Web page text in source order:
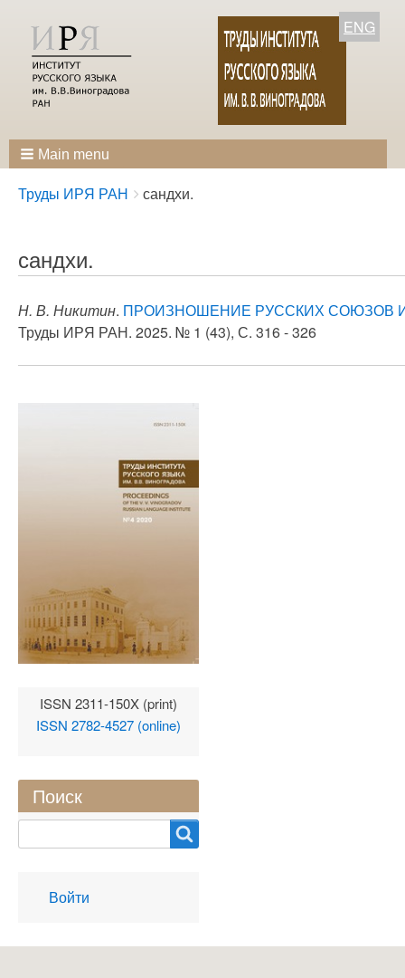
ENG
Main menu
Breadcrumbs
You
Труды ИРЯ РАН сандхи.
сандхи.
Н. В. Никитин. ПРОИЗНОШЕНИЕ РУССКИХ СОЮЗОВ
Труды ИРЯ РАН. 2025. № 1 (43), С. 316 - 326
ISSN 2311-150X (print)
ISSN 2782-4527 (online)
Поиск
User
account
Войти